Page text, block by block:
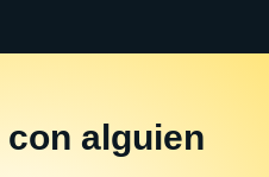
con alguien